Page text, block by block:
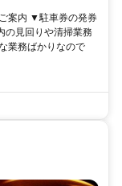
案内 ▼駐車券の発券
見回りや清掃業務
業務ばかりなので